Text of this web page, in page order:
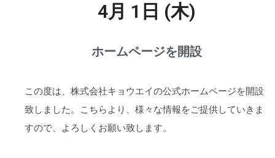
4月 1日 (木)
ホームページを開設
この度は、株式会社キョウエイの公式ホームページを開設
致しました。こちらより、様々な情報をご提供していきま
すので、よろしくお願い致します。